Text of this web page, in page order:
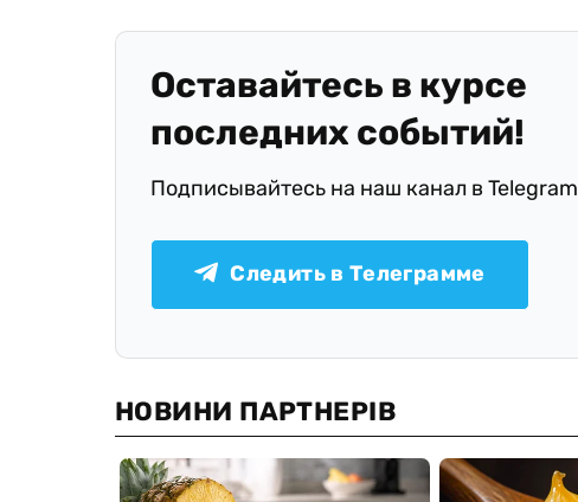
Оставайтесь в курсе
последних событий!
Подписывайтесь на наш канал в Telegram
Следить в Телеграмме